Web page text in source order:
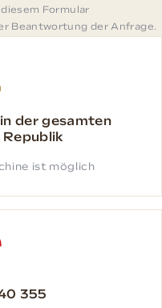
Formular
Beantwortung der Anfrage.
der gesamten
Republik
ist möglich
355